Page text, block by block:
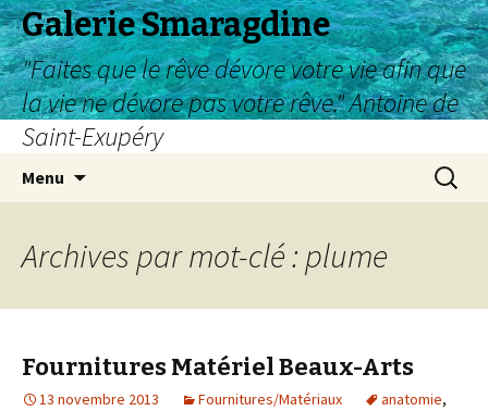
Galerie Smaragdine
"Faites que le rêve dévore votre vie afin que
la vie ne dévore pas votre rêve." Antoine de
Saint-Exupéry
Menu
Archives par mot-clé : plume
Fournitures Matériel Beaux-Arts
13 novembre 2013 Fournitures/Matériaux anatomie,